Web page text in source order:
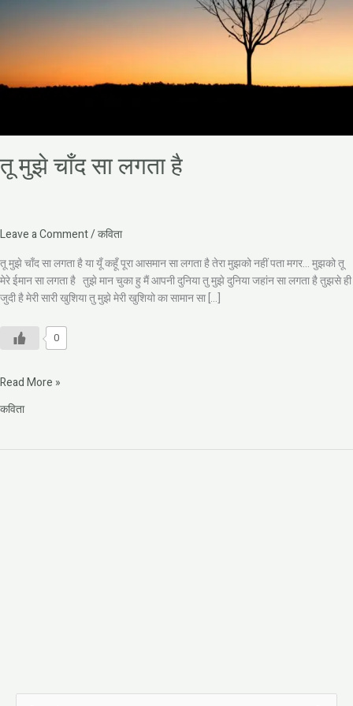
तू मुझे चाँद सा लगता है
Leave a Comment/कविता
तू मुझे चाँद सा लगता है या यूँ कहूँ पूरा आसमान सा लगता है तेरा मुझको नहीं पता मगर… मुझको तू
मेरे ईमान सा लगता है तुझे मान चुका हु मैं आपनी दुनिया तु मुझे दुनिया जहांन सा लगता है तुझसे ही
जुदी है मेरी सारी खुशिया तु मुझे मेरी खुशियो का सामान सा […]
0
Read More »
कविता